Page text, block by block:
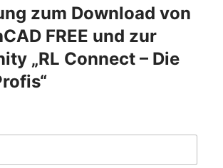
zum Download von
FREE und zur
„RL Connect – Die